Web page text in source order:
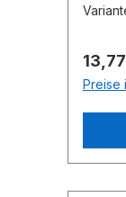
Preise